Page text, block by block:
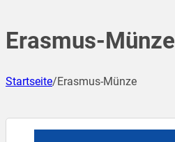
Erasmus-Münze
Startseite/Erasmus-Münze